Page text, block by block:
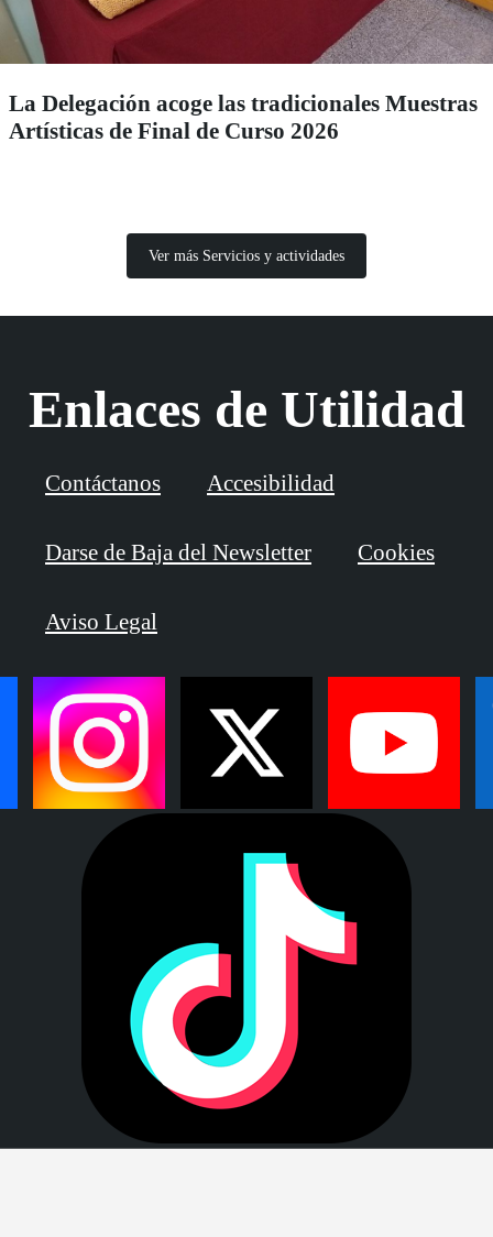
La Delegación acoge las tradicionales Muestras
Artísticas de Final de Curso 2026
Ver más Servicios y actividades
Enlaces de Utilidad
Contáctanos Accesibilidad
Darse de Baja del Newsletter Cookies
Aviso Legal